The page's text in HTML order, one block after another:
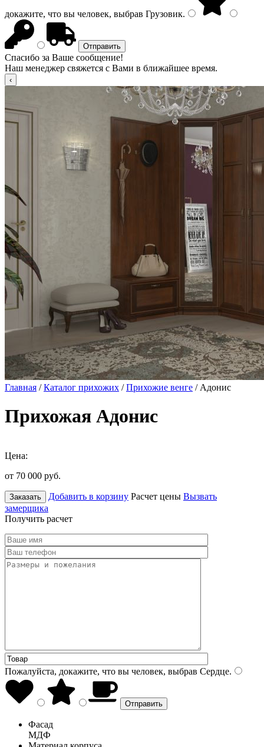
докажите, что вы человек, выбрав Грузовик.
Спасибо за Ваше сообщение!
Наш менеджер свяжется с Вами в ближайшее время.
Главная /Каталог прихожих /Прихожие венге / Адонис
Прихожая Адонис
Цена:
от 70 000 руб.
Заказать Добавить в корзину Расчет цены Вызвать
замерщика
Получить расчет
Пожалуйста, докажите, что вы человек, выбрав Сердце.
Фасад
МДФ